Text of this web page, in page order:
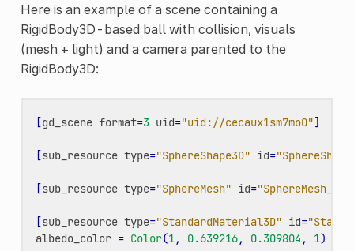
Here is an example of a scene containing a
RigidBody3D-based ball with collision, visuals
(mesh + light) and a camera parented to the
RigidBody3D:
[gd_scene format=3 uid="uid://cecaux1sm7mo0"]
[sub_resource type="SphereShape3D" id=
[sub_resource type="SphereMesh" id=
[sub_resource type="StandardMaterial3D" id=
albedo_color = Color(1, 0.639216, 0.309804 , 1)